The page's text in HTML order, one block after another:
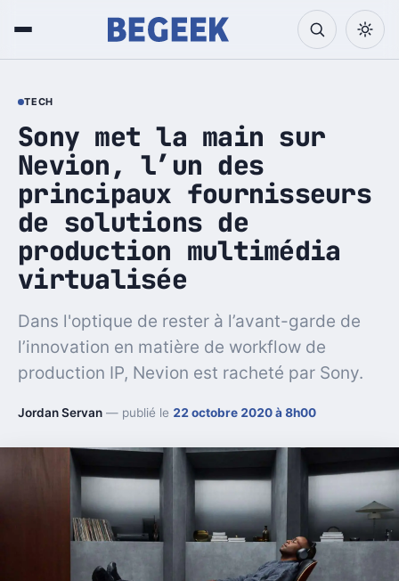
TECH
Sony met la main sur
Nevion, l’un des
principaux fournisseurs
de solutions de
production multimédia
virtualisée
Dans l'optique de rester à l’avant-garde de
l’innovation en matière de workflow de
production IP, Nevion est racheté par Sony.
Jordan Servan — publié le 22 octobre 2020 à 8h00